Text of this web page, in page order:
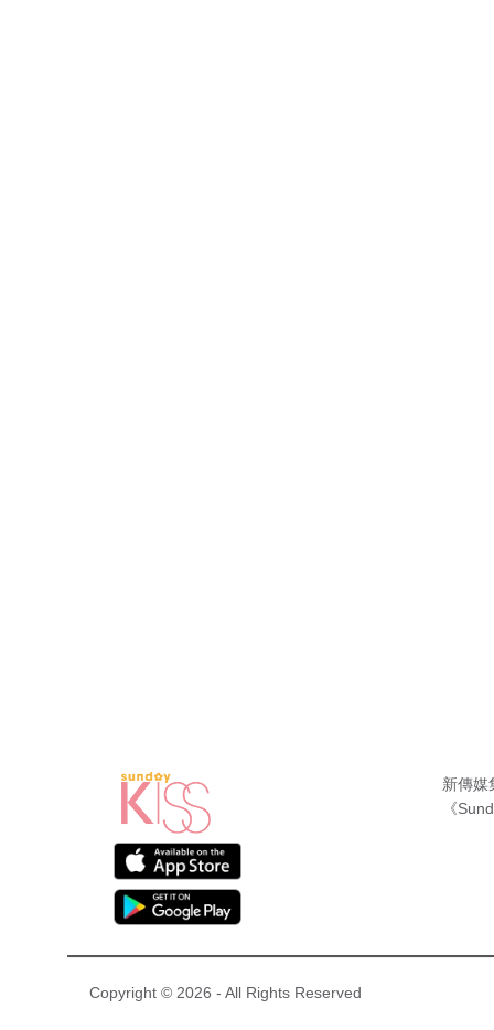
新傳媒
《
Copyright © 2026 - All Rights Reserved